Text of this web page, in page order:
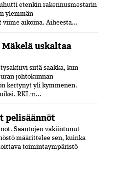
etenkin rakennusmestarin
ylemmän
­aikoina. ­Aiheesta...
uskaltaa
siitä saakka, kun
johtokunnan
kertynyt yli kymmenen.
RKL:n...
pelisäännöt
Sääntöjen vakiintunut
määrittelee sen, kuinka
toimintaympäristö